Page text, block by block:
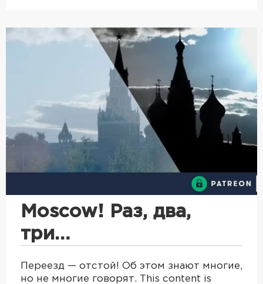
Moscow! Раз, два,
три…
Переезд — отстой! Об этом знают многие,
но не многие говорят. This content is